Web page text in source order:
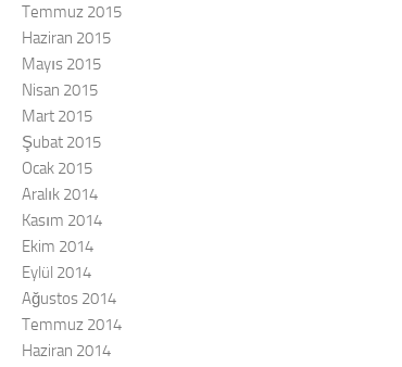
Temmuz 2015
Haziran 2015
Mayıs 2015
Nisan 2015
Mart 2015
Şubat 2015
Ocak 2015
Aralık 2014
Kasım 2014
Ekim 2014
Eylül 2014
Ağustos 2014
Temmuz 2014
Haziran 2014